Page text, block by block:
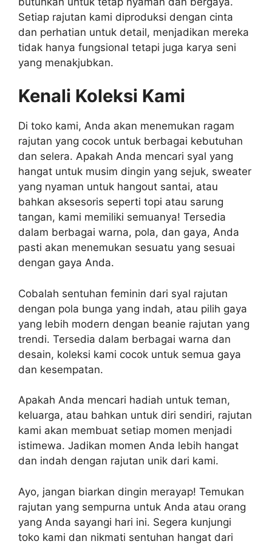
Setiap rajutan kami diproduksi dengan cinta
dan perhatian untuk detail, menjadikan mereka
tidak hanya fungsional tetapi juga karya seni
yang menakjubkan.
Kenali Koleksi Kami
Di toko kami, Anda akan menemukan ragam
rajutan yang cocok untuk berbagai kebutuhan
dan selera. Apakah Anda mencari syal yang
hangat untuk musim dingin yang sejuk, sweater
yang nyaman untuk hangout santai, atau
bahkan aksesoris seperti topi atau sarung
tangan, kami memiliki semuanya! Tersedia
dalam berbagai warna, pola, dan gaya, Anda
pasti akan menemukan sesuatu yang sesuai
dengan gaya Anda.
Cobalah sentuhan feminin dari syal rajutan
dengan pola bunga yang indah, atau pilih gaya
yang lebih modern dengan beanie rajutan yang
trendi. Tersedia dalam berbagai warna dan
desain, koleksi kami cocok untuk semua gaya
dan kesempatan.
Apakah Anda mencari hadiah untuk teman,
keluarga, atau bahkan untuk diri sendiri, rajutan
kami akan membuat setiap momen menjadi
istimewa. Jadikan momen Anda lebih hangat
dan indah dengan rajutan unik dari kami.
Ayo, jangan biarkan dingin merayap! Temukan
rajutan yang sempurna untuk Anda atau orang
yang Anda sayangi hari ini. Segera kunjungi
toko kami dan nikmati sentuhan hangat dari